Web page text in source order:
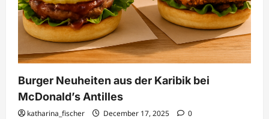
Burger Neuheiten aus der Karibik bei
McDonald’s Antilles
katharina_fischer December 17, 2025 0